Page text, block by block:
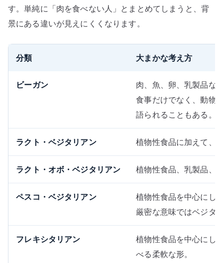
す。単純に「肉を食べない人」とまとめてしまうと、背
景にある違いが見えにくくなります。
分類 大まかな考え方
ビーガン
肉、魚、卵、乳製品な
食事だけでなく、動物
語られることもある。
ラクト・ベジタリアン 植物性食品に加えて、
ラクト・オボ・ベジタリアン 植物性食品、乳製品、
ペスコ・ベジタリアン
植物性食品を中心にし
厳密な意味ではベジタ
フレキシタリアン
植物性食品を中心にし
べる柔軟な形。